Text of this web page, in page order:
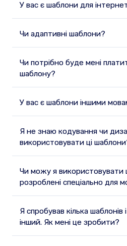
У вас є шаблони для
Чи адаптивні шаблони?
Чи потрібно буде мені
шаблону?
У вас є шаблони іншими
Я не знаю кодування чи
використовувати ці
Чи можу я використовувати
розроблені спеціально для
Я спробував кілька шаблонів
інший. Як мені це зробити?